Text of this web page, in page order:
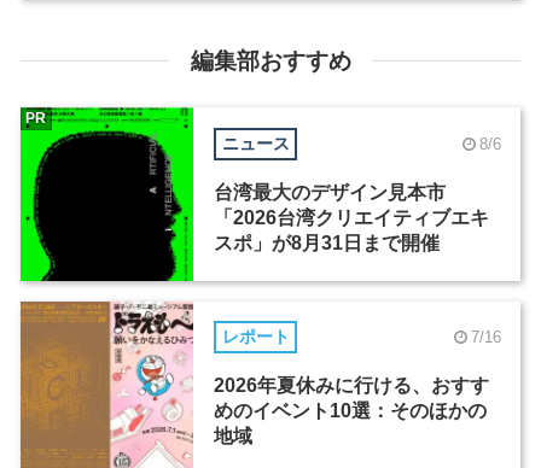
編集部おすすめ
ニュース 8/6
台湾最大のデザイン見本市
「2026台湾クリエイティブエキ
スポ」が8月31日まで開催
PR
レポート 7/16
2026年夏休みに行ける、おすす
めのイベント10選：そのほかの
地域